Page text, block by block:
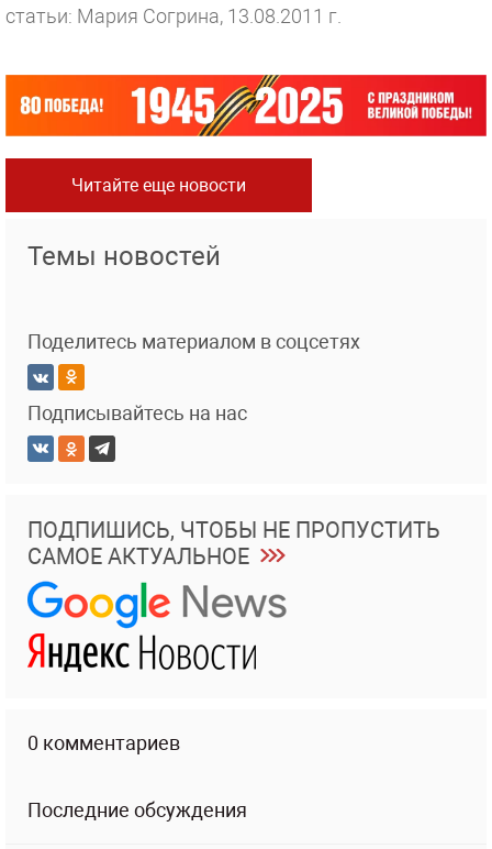
статьи: Мария Согрина, 13.08.2011 г.
Читайте еще новости
Темы новостей
Поделитесь материалом в соцсетях
Подписывайтесь на нас
ПОДПИШИСЬ, ЧТОБЫ НЕ ПРОПУСТИТЬ
САМОЕ АКТУАЛЬНОЕ
0 комментариев
Последние обсуждения